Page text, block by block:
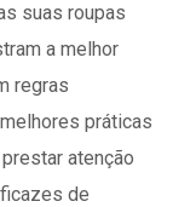
suas roupas
a melhor
regras
práticas
atenção
de